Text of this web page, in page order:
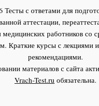
Тесты с ответами для
аттестации,
медицинских работников со
Краткие курсы с лекциями и
рекомендациями.
материалов с сайта
Vrach-Test.ru обязательна.